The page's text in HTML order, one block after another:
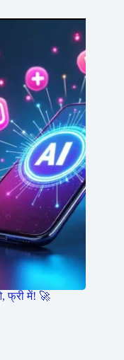
फ्री में! 🚀